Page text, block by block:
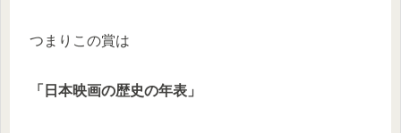
つまりこの賞は
「日本映画の歴史の年表」